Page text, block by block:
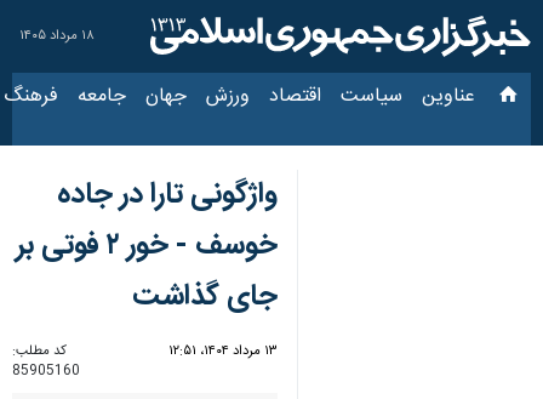
۱۸ مرداد ۱۴۰۵
عناوین‌ سیاست اقتصاد ورزش جهان جامعه فرهنگ
واژگونی تارا در جاده
خوسف - خور ۲ فوتی بر
جای گذاشت
۱۳ مرداد ۱۴۰۴، ۱۲:۵۱
کد مطلب:
85905160